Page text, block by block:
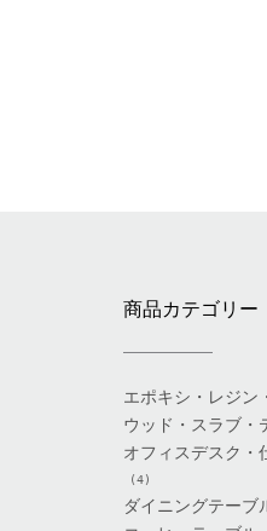
商品カテゴリー
エポキシ・レジン
ウッド・スラブ・
オフィスデスク・
(4)
ダイニングテーブ